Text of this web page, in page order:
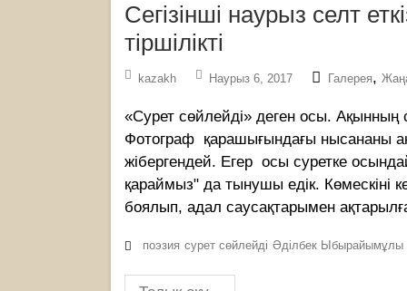
Сегізінші наурыз селт
тіршілікті
kazakh Наурыз 6, 2017 Галерея,
«Сурет сөйлейді» деген осы. Ақынның
Фотограф қарашығындағы нысананы
жібергендей. Егер осы суретке
қараймыз" да тынушы едік. Көмескіні
боялып, адал саусақтарымен
поэзия сурет сөйлейді Әділбек Ыбырайымұлы